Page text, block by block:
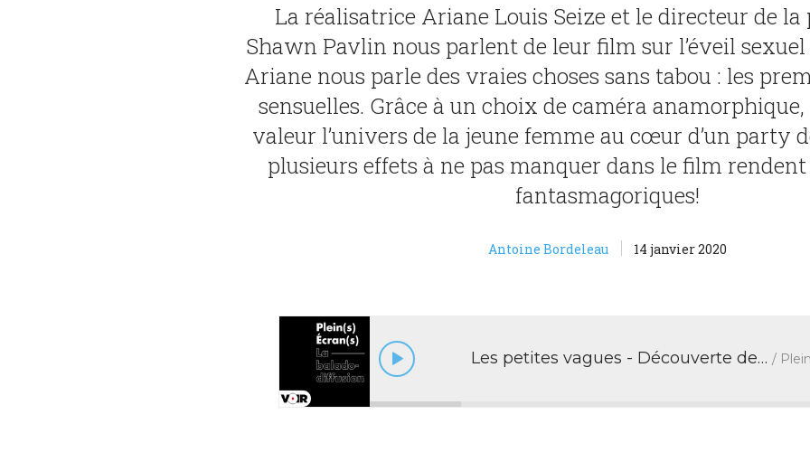
La réalisatrice Ariane Louis Seize et le directeur de
Shawn Pavlin nous parlent de leur film sur l’éveil sexuel
Ariane nous parle des vraies choses sans tabou : les
sensuelles. Grâce à un choix de caméra
valeur l’univers de la jeune femme au cœur d’un party
plusieurs effets à ne pas manquer dans le film
fantasmagoriques!
Antoine Bordeleau 14 janvier 2020
Les petites vagues - Découverte de la sexualité